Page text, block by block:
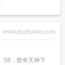
www.duzhuotxt.com
S8，曾有天神下